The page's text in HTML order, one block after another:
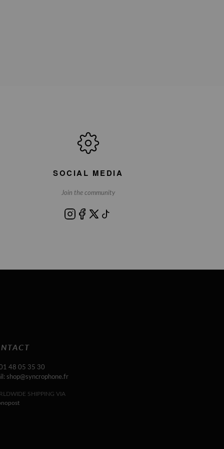
SOCIAL MEDIA
Join the community
48 05 35 30
shop@syncrophone.fr
SHIPPING VIA